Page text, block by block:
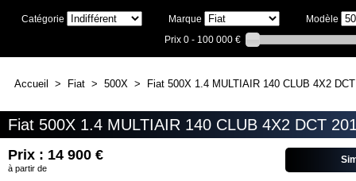
Catégorie Marque
Modèle
Prix 0 - 100 000 €
Accueil > Fiat > 500X > Fiat 500X 1.4 MULTIAIR 140 CLUB 4X2
Fiat 500X 1.4 MULTIAIR 140 CLUB 4X2 DCT
Prix : 14 900 €
à partir de